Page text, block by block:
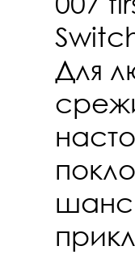
Для
шанс